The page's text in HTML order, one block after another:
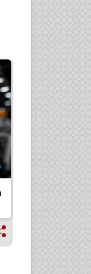
Fervi
qualità